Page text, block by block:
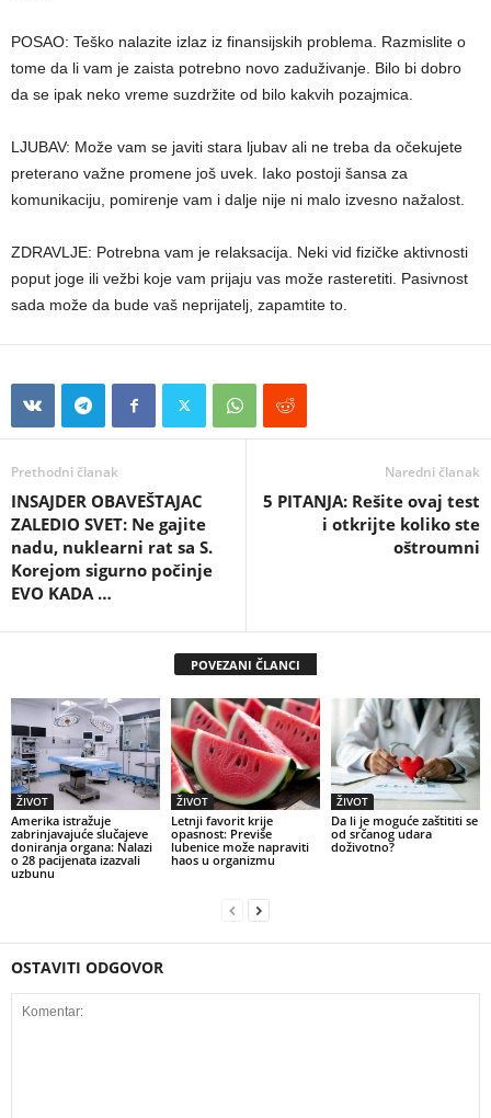
POSAO: Teško nalazite izlaz iz finansijskih problema. Razmislite o
tome da li vam je zaista potrebno novo zaduživanje. Bilo bi dobro
da se ipak neko vreme suzdržite od bilo kakvih pozajmica.
LJUBAV: Može vam se javiti stara ljubav ali ne treba da očekujete
preterano važne promene još uvek. Iako postoji šansa za
komunikaciju, pomirenje vam i dalje nije ni malo izvesno nažalost.
ZDRAVLJE: Potrebna vam je relaksacija. Neki vid fizičke aktivnosti
poput joge ili vežbi koje vam prijaju vas može rasteretiti. Pasivnost
sada može da bude vaš neprijatelj, zapamtite to.
Prethodni članak
INSAJDER OBAVEŠTAJAC
ZALEDIO SVET: Ne gajite
nadu, nuklearni rat sa S.
Korejom sigurno počinje
EVO KADA …
Naredni članak
5 PITANJA: Rešite ovaj test
i otkrijte koliko ste
oštroumni
POVEZANI ČLANCI
ŽIVOT
Amerika istražuje
zabrinjavajuće slučajeve
doniranja organa: Nalazi
o 28 pacijenata izazvali
uzbunu
ŽIVOT
Letnji favorit krije
opasnost: Previše
lubenice može napraviti
haos u organizmu
ŽIVOT
Da li je moguće zaštititi se
od srčanog udara
doživotno?
OSTAVITI ODGOVOR